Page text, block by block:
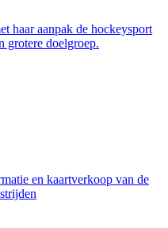
haar aanpak de hockeysport
grotere doelgroep.
en kaartverkoop van de